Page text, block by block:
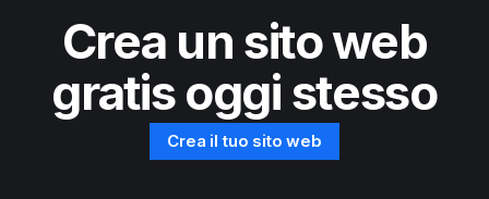
Crea un sito web
gratis oggi stesso
Crea il tuo sito web